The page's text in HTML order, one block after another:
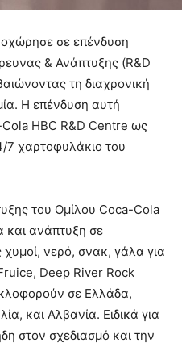
σε επένδυση
& Ανάπτυξης (R&D
τη διαχρονική
Η επένδυση αυτή
Cola HBC R&D Centre ως
7 χαρτοφυλάκιο του
του Ομίλου Coca-Cola
και ανάπτυξη σε
νερό, σνακ, γάλα για
Deep River Rock
σε Ελλάδα,
και Αλβανία. Ειδικά για
στον σχεδιασμό και την